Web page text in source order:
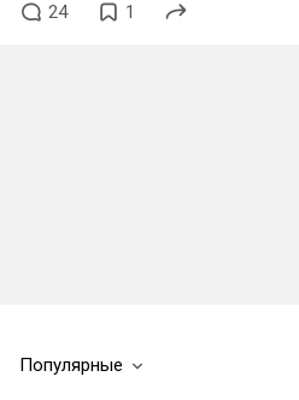
24 1
Популярные